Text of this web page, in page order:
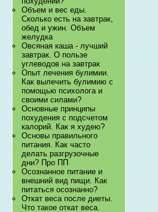
Объем и вес еды.
Сколько есть на завтрак,
обед и ужин. Объем
желудка
Овсяная каша - лучший
завтрак. О пользе
углеводов на завтрак
Опыт лечения булимии.
Как вылечить булимию с
помощью психолога и
своими силами?
Основные принципы
похудения с подсчетом
калорий. Как я худею?
Основы правильного
питания. Как часто
делать разгрузочные
дни? Про ПП
Осознанное питание и
внешний вид пищи. Как
питаться осознанно?
Откат веса после диеты.
Что такое откат веса.